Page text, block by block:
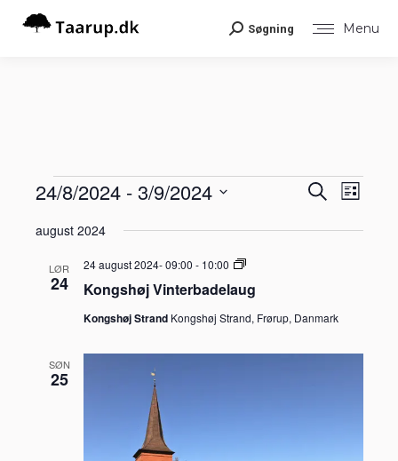
Menu
Search:
Søgning
Begivenheder
Søg
efter
Liste
24/8/2024 - 3/9/2024
august 2024
LØR
24 Kongshøj Vinterbadelaug
24 august 2024- 09:00 - 10:00
Kongshøj
Kongshøj Strand Kongshøj Strand, Frørup, Danmark
SØN
25